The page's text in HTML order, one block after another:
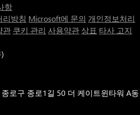
항
리방침 Microsoft에 문의 개인정보처리
관 쿠키 관리 사용약관 상표 타사 고지
로구 종로1길 50 더 케이트윈타워 A동